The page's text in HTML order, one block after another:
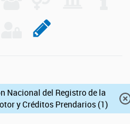
Nacional del Registro de la
y Créditos Prendarios (1)